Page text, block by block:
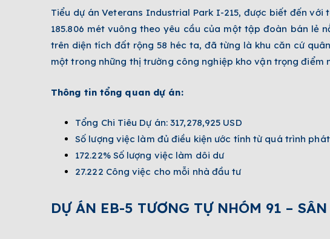
Tiểu dự án Veterans Industrial Park I-215, được biết đến
185.806 mét vuông theo yêu cầu của một tập đoàn bán lẻ
trên diện tích đất rộng 58 héc ta, đã từng là khu căn cứ
một trong những thị trường công nghiệp kho vận trọng
Thông tin tổng quan dự án:
Tổng Chi Tiêu Dự án: 317,278,925 USD
Số lượng việc làm đủ điều kiện ước tính từ quá trình
172.22% Số lượng việc làm dôi dư
27.222 Công việc cho mỗi nhà đầu tư
DỰ ÁN EB-5 TƯƠNG TỰ NHÓM 91 –